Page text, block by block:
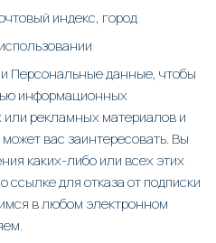
индекс, город
Персональные данные, чтобы
информационных
рекламных материалов и
вас заинтересовать. Вы
каких-либо или всех этих
ссылке для отказа от подписки
в любом электронном